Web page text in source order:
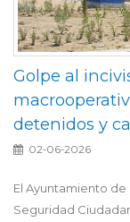
Golpe al
detenidos y
02-06-2026
El Ayuntamiento de
Seguridad